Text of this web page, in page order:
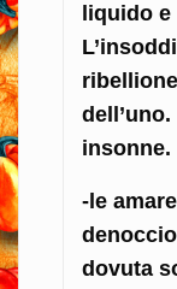
liquido
insonne.
-le
dovuta